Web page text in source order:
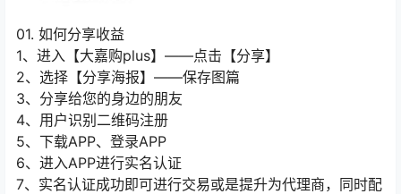
01. 如何分享收益
1、进入【大嘉购plus】——点击【分享】
2、选择【分享海报】——保存图篇
3、分享给您的身边的朋友
4、用户识别二维码注册
5、下载APP、登录APP
6、进入APP进行实名认证
7、实名认证成功即可进行交易或是提升为代理商，同时配